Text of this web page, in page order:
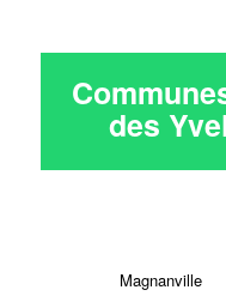
des
Magnanville